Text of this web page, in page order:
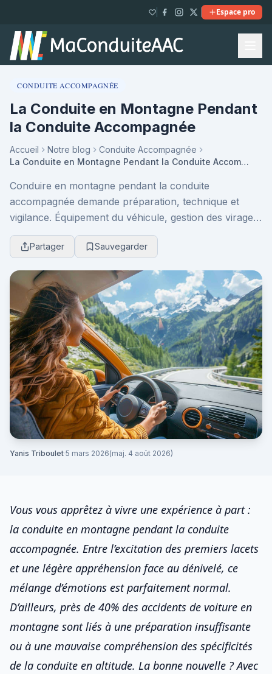
Espace pro
CONDUITE ACCOMPAGNÉE
La Conduite en Montagne Pendant
la Conduite Accompagnée
Accueil Notre blog
Conduite Accompagnée
La Conduite en Montagne Pendant la Conduite Accompagnée
Conduire en montagne pendant la conduite
accompagnée demande préparation, technique et
vigilance. Équipement du véhicule, gestion des virages,
frein moteur, réglementation spécifique… Découvrez
commen...
Partager Sauvegarder
Yanis Triboulet·5 mars 2026(maj. 4 août 2026)
Vous vous apprêtez à vivre une expérience à part :
la conduite en montagne pendant la conduite
accompagnée. Entre l’excitation des premiers lacets
et une légère appréhension face au dénivelé, ce
mélange d’émotions est parfaitement normal.
D’ailleurs, près de 40% des accidents de voiture en
montagne sont liés à une préparation insuffisante
ou à une mauvaise compréhension des spécificités
de la conduite en altitude. La bonne nouvelle ? Avec